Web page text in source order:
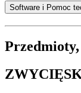
Software i